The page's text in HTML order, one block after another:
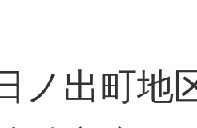
ノ出町地